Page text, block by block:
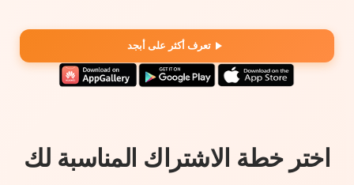
تعرف أكثر على أبجد
اختر خطة الاشتراك المناسبة لك